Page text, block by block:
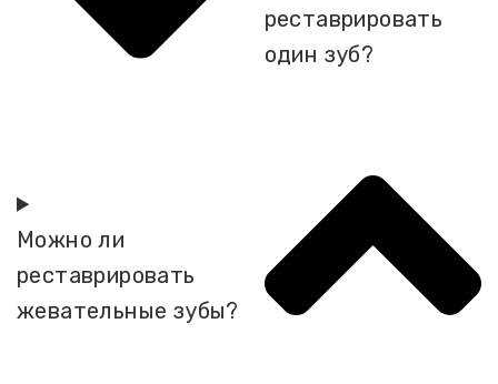
Можно ли
реставрировать
жевательные зубы?
реставрировать
один зуб?